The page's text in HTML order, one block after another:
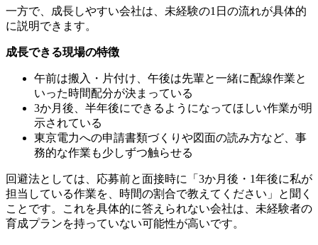
一方で、成長しやすい会社は、未経験の1日の流れが具体的
に説明できます。
成長できる現場の特徴
午前は搬入・片付け、午後は先輩と一緒に配線作業と
いった時間配分が決まっている
3か月後、半年後にできるようになってほしい作業が明
示されている
東京電力への申請書類づくりや図面の読み方など、事
務的な作業も少しずつ触らせる
回避法としては、応募前と面接時に「3か月後・1年後に私が
担当している作業を、時間の割合で教えてください」と聞く
ことです。これを具体的に答えられない会社は、未経験者の
育成プランを持っていない可能性が高いです。